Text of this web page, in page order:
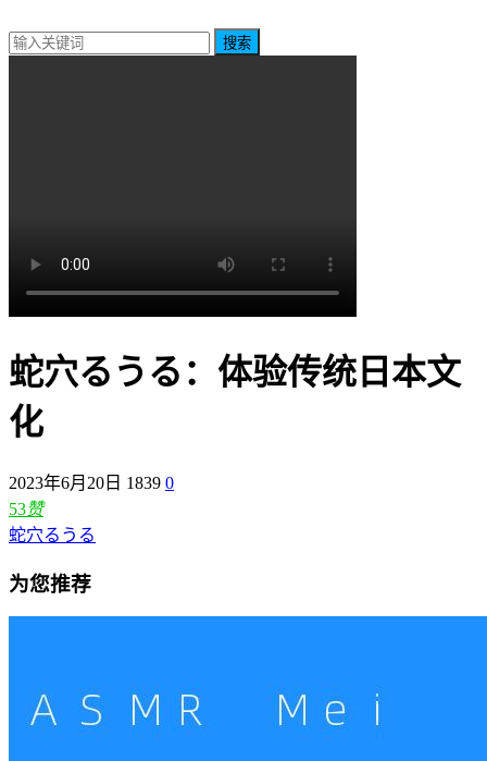
搜索
蛇穴るうる：体验传统日本文
化
2023年6月20日 1839 0
53赞
蛇穴るうる
为您推荐